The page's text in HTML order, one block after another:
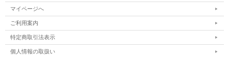
マイページへ
ご利用案内
特定商取引法表示
個人情報の取扱い